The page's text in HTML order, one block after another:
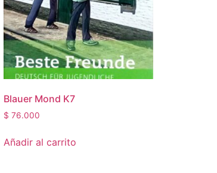
Blauer Mond K7
$ 76.000
Añadir al carrito